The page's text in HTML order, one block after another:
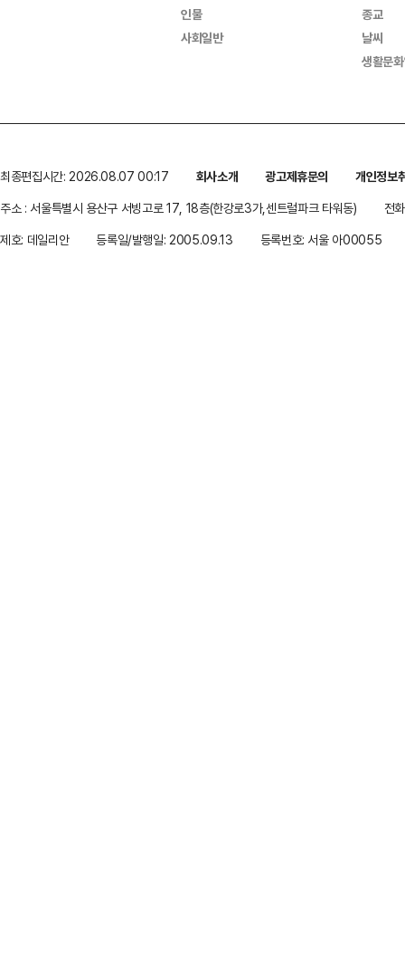
인물
사회일반
종교
날씨
생활문
최종편집시간: 2026.08.07 00:17 회사소개 광고제휴문의
개인정보
주소 : 서울특별시 용산구 서빙고로 17, 18층(한강로3가,센트럴파크 타워동)
전
제호: 데일리안
등록일/발행일: 2005.09.13 등록번호: 서울 아00055